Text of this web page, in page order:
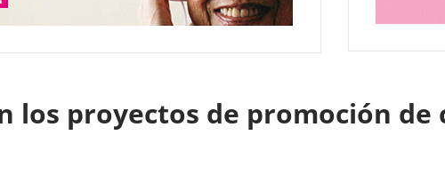
los proyectos de promoción